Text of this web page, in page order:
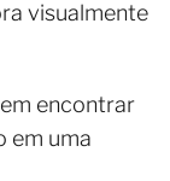
visualmente
encontrar
em uma